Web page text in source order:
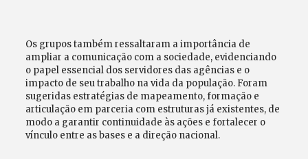
Os grupos também ressaltaram a importância de
ampliar a comunicação com a sociedade, evidenciando
o papel essencial dos servidores das agências e o
impacto de seu trabalho na vida da população. Foram
sugeridas estratégias de mapeamento, formação e
articulação em parceria com estruturas já existentes, de
modo a garantir continuidade às ações e fortalecer o
vínculo entre as bases e a direção nacional.